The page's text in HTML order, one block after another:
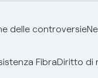
delle controversie
FibraDiritto di